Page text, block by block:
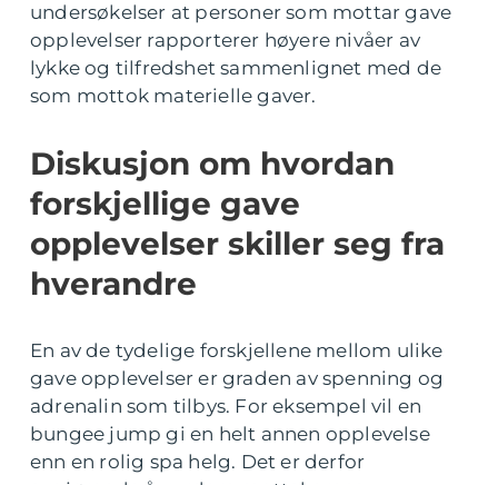
undersøkelser at personer som mottar gave
opplevelser rapporterer høyere nivåer av
lykke og tilfredshet sammenlignet med de
som mottok materielle gaver.
Diskusjon om hvordan
forskjellige gave
opplevelser skiller seg fra
hverandre
En av de tydelige forskjellene mellom ulike
gave opplevelser er graden av spenning og
adrenalin som tilbys. For eksempel vil en
bungee jump gi en helt annen opplevelse
enn en rolig spa helg. Det er derfor